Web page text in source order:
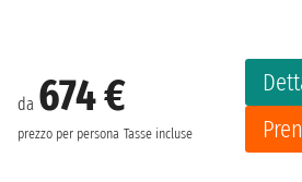
da 674 €
prezzo per persona Tasse incluse